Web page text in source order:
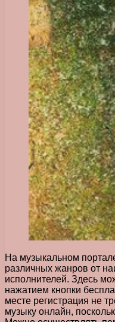
На музыкальном
различных жанров от
исполнителей. Здесь
нажатием кнопки
месте регистрация не
музыку онлайн,